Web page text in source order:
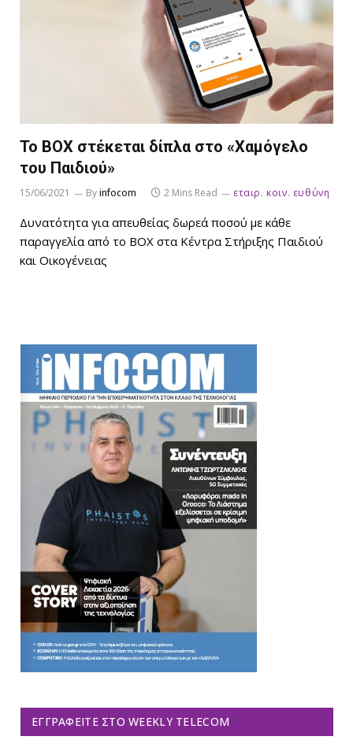
Το BOX στέκεται δίπλα στο «Χαμόγελο
του Παιδιού»
15/06/2021 Byinfocom 2 Mins Read εταιρ. κοιν. ευθύνη
Δυνατότητα για απευθείας δωρεά ποσού με κάθε
παραγγελία από το ΒΟΧ στα Κέντρα Στήριξης Παιδιού
και Οικογένειας
ΕΓΓΡΑΦΕΊΤΕ ΣΤΟ WEEKLY TELECOM